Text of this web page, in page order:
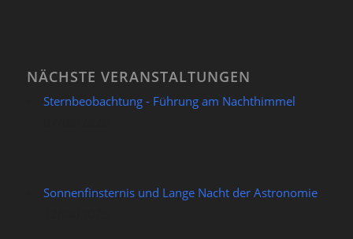
NÄCHSTE VERANSTALTUNGEN
Sternbeobachtung - Führung am Nachthimmel
Sonnenfinsternis und Lange Nacht der Astronomie